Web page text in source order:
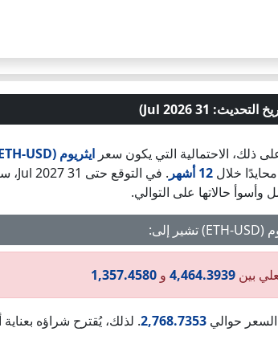
ذلك، الاحتمالية التي يكون سعر ايثريوم (ETH-USD)
خلال 12 أشهر . في التوقع حتى 31 Jul 2027، سيصل سعر
حالاتها على التوالي.
بين4,464.3939 و1,357.4580
حوالي 2,768.7353. لذلك، يُقترح شراؤه بعناية